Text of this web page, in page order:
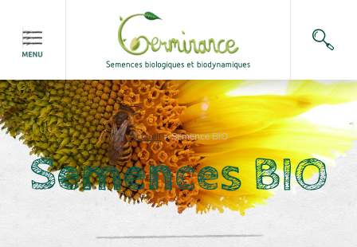
Accueil>Semence BIO
Semences BIO